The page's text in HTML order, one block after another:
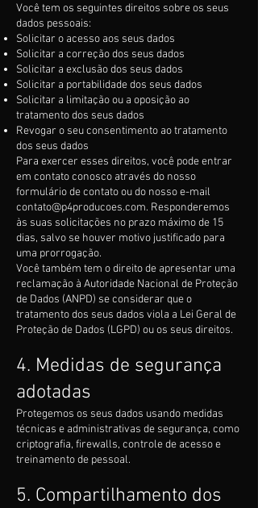
Você tem os seguintes direitos sobre os seus
dados pessoais:
Solicitar o acesso aos seus dados
Solicitar a correção dos seus dados
Solicitar a exclusão dos seus dados
Solicitar a portabilidade dos seus dados
Solicitar a limitação ou a oposição ao
tratamento dos seus dados
Revogar o seu consentimento ao tratamento
dos seus dados
Para exercer esses direitos, você pode entrar
em contato conosco através do nosso
formulário de contato ou do nosso e-mail
contato@p4producoes.com. Responderemos
às suas solicitações no prazo máximo de 15
dias, salvo se houver motivo justificado para
uma prorrogação.
Você também tem o direito de apresentar uma
reclamação à Autoridade Nacional de Proteção
de Dados (ANPD) se considerar que o
tratamento dos seus dados viola a Lei Geral de
Proteção de Dados (LGPD) ou os seus direitos.
4. Medidas de segurança
adotadas
Protegemos os seus dados usando medidas
técnicas e administrativas de segurança, como
criptografia, firewalls, controle de acesso e
treinamento de pessoal.
5. Compartilhamento dos